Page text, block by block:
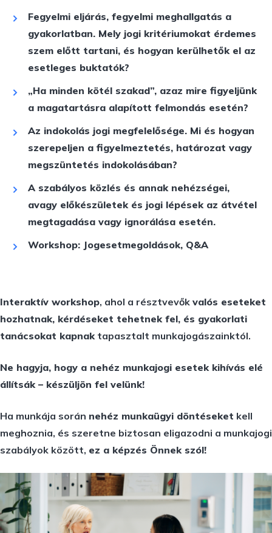
Fegyelmi eljárás, fegyelmi meghallgatás a
gyakorlatban. Mely jogi kritériumokat érdemes
szem előtt tartani, és hogyan kerülhetők el az
esetleges buktatók?
„Ha minden kötél szakad”, azaz mire figyeljünk
a magatartásra alapított felmondás esetén?
Az indokolás jogi megfelelősége. Mi és hogyan
szerepeljen a figyelmeztetés, határozat vagy
megszüntetés indokolásában?
A szabályos közlés és annak nehézségei,
avagy előkészületek és jogi lépések az átvétel
megtagadása vagy ignorálása esetén.
Workshop: Jogesetmegoldások, Q&A
Interaktív workshop, ahol a résztvevők valós eseteket
hozhatnak, kérdéseket tehetnek fel, és gyakorlati
tanácsokat kapnaktapasztalt munkajogászainktól.
Ne hagyja, hogy a nehéz munkajogi esetek kihívás elé
állítsák – készüljön fel velünk!
Ha munkája során nehéz munkaügyi döntéseket kell
meghoznia, és szeretne biztosan eligazodni a munkajogi
szabályok között, ez a képzés Önnek szól!